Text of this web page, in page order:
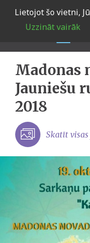
Lietojot šo vietni,
Uzzināt vairāk
Madonas
Jauniešu
2018
Skatīt